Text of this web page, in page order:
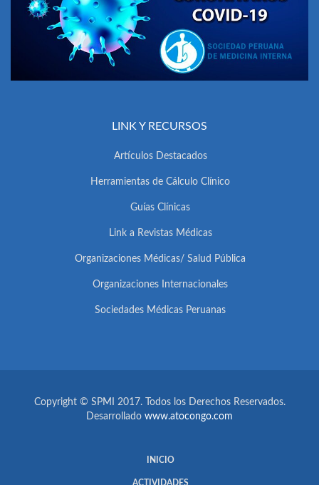
LINK Y RECURSOS
Artículos Destacados
Herramientas de Cálculo Clínico
Guías Clínicas
Link a Revistas Médicas
Organizaciones Médicas/ Salud Pública
Organizaciones Internacionales
Sociedades Médicas Peruanas
Copyright © SPMI 2017. Todos los Derechos Reservados.
Desarrollado www.atocongo.com
INICIO
ACTIVIDADES